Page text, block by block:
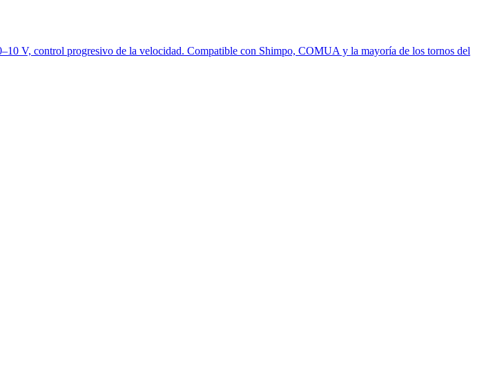
V, control progresivo de la velocidad. Compatible con Shimpo, COMUA y la mayoría de los tornos del